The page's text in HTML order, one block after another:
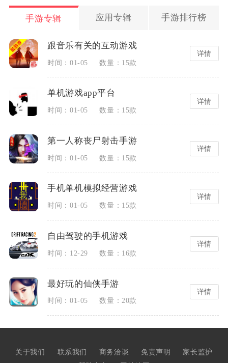
手游专辑 应用专辑 手游排行榜
跟音乐有关的互动游戏
时间：01-05 数量：15款
详情
单机游戏app平台
时间：01-05 数量：15款
详情
第一人称丧尸射击手游
时间：01-05 数量：15款
详情
手机单机模拟经营游戏
时间：01-05 数量：15款
详情
自由驾驶的手机游戏
时间：12-29 数量：16款
详情
最好玩的仙侠手游
时间：01-05 数量：20款
详情
好用的聊天交友软件排行
时间：12-07 数量：15款
2023最火的网游排行榜前十名
时间：08-04 数量：29款
关于我们
联系我们 商务洽谈 免责声明
家长监护